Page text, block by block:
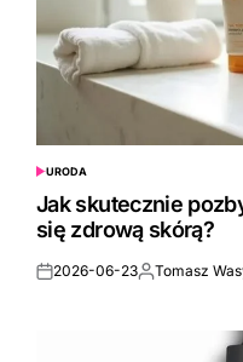
POSTED
IN
URODA
Jak skutecznie
się zdrową skórą?
Posted
2026-06-23Posted
Tomasz